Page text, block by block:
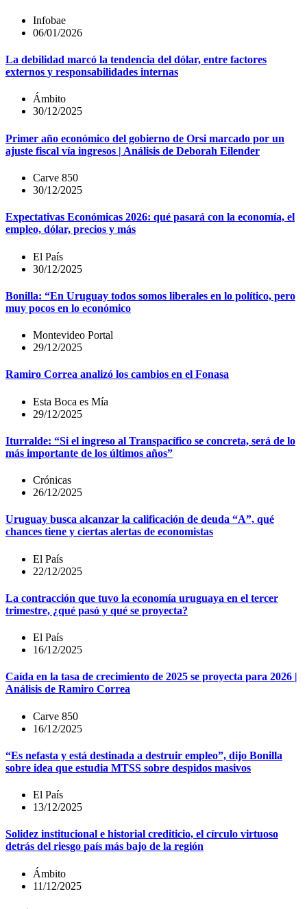
Infobae
06/01/2026
La debilidad marcó la tendencia del dólar, entre factores
externos y responsabilidades internas
Ámbito
30/12/2025
Primer año económico del gobierno de Orsi marcado por un
ajuste fiscal vía ingresos | Análisis de Deborah Eilender
Carve 850
30/12/2025
Expectativas Económicas 2026: qué pasará con la economía, el
empleo, dólar, precios y más
El País
30/12/2025
Bonilla: “En Uruguay todos somos liberales en lo político, pero
muy pocos en lo económico
Montevideo Portal
29/12/2025
Ramiro Correa analizó los cambios en el Fonasa
Esta Boca es Mía
29/12/2025
Iturralde: “Si el ingreso al Transpacífico se concreta, será de lo
más importante de los últimos años”
Crónicas
26/12/2025
Uruguay busca alcanzar la calificación de deuda “A”, qué
chances tiene y ciertas alertas de economistas
El País
22/12/2025
La contracción que tuvo la economía uruguaya en el tercer
trimestre, ¿qué pasó y qué se proyecta?
El País
16/12/2025
Caída en la tasa de crecimiento de 2025 se proyecta para 2026 |
Análisis de Ramiro Correa
Carve 850
16/12/2025
“Es nefasta y está destinada a destruir empleo”, dijo Bonilla
sobre idea que estudia MTSS sobre despidos masivos
El País
13/12/2025
Solidez institucional e historial crediticio, el círculo virtuoso
detrás del riesgo país más bajo de la región
Ámbito
11/12/2025